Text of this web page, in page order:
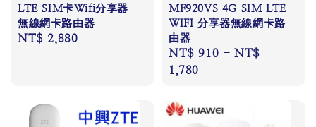
LTE SIM卡Wifi分享器
無線網卡路由器
Regular
NT$ 2,880
MF920VS 4G SIM LTE
WIFI 分享器無線網卡路
由器
Regular
price
NT$ 910 -NT$
1,780